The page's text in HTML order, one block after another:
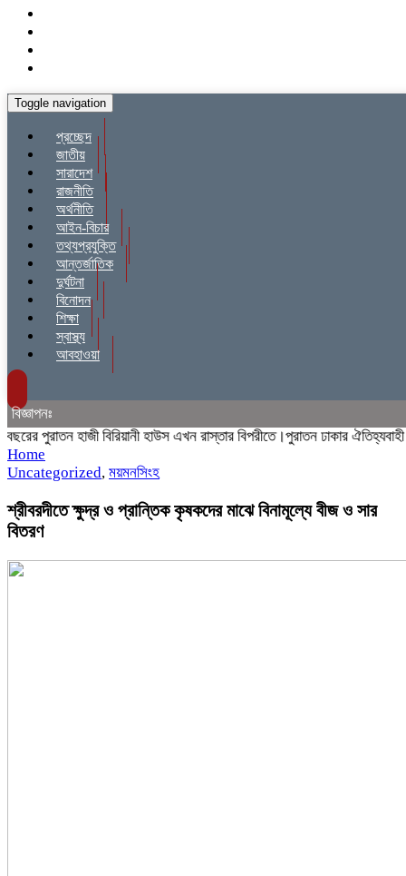
Toggle navigation
প্রচ্ছেদ
জাতীয়
সারাদেশ
রাজনীতি
অর্থনীতি
আইন-বিচার
তথ্যপ্রযুক্তি
আন্তর্জাতিক
দুর্ঘটনা
বিনোদন
শিক্ষা
স্বাস্থ্য
আবহাওয়া
বিজ্ঞাপনঃ
পুরাতন হাজী বিরিয়ানী হাউস এখন রাস্তার বিপরীতে।পুরাতন ঢাকার ঐতিহ্যবাহী
Home
Uncategorized, ময়মনসিংহ
শ্রীবরদীতে ক্ষুদ্র ও প্রান্তিক কৃষকদের মাঝে বিনামূল্যে বীজ ও সার
বিতরণ